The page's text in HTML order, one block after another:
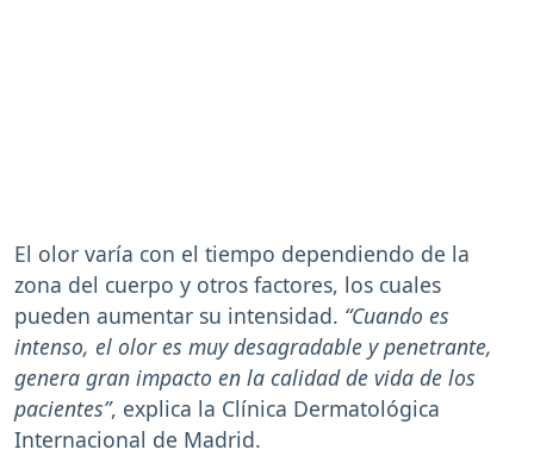
El olor varía con el tiempo dependiendo de la
zona del cuerpo y otros factores, los cuales
pueden aumentar su intensidad. “Cuando es
intenso, el olor es muy desagradable y penetrante,
genera gran impacto en la calidad de vida de los
pacientes”, explica la Clínica Dermatológica
Internacional de Madrid.